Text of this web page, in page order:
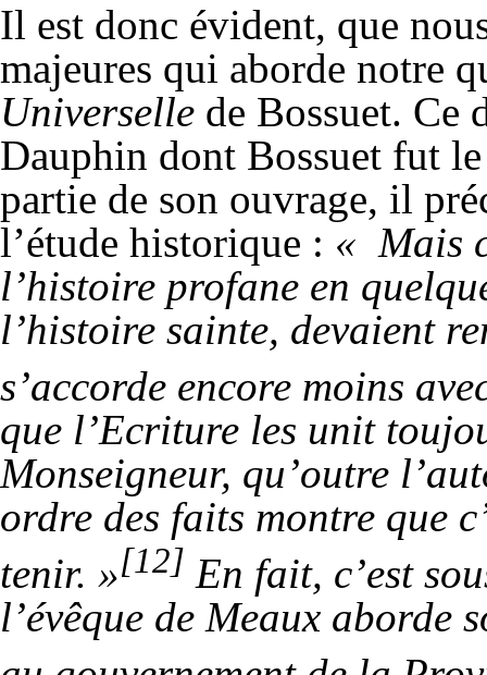
Il est donc évident, que
majeures qui aborde notre
Universelle de Bossuet. Ce
Dauphin dont Bossuet fut
partie de son ouvrage, il
l’étude historique : « Mais
l’histoire profane en
l’histoire sainte, devaient
s’accorde encore moins
que l’Ecriture les unit
Monseigneur, qu’outre
ordre des faits montre que
tenir. »[12] En fait, c’est
l’évêque de Meaux aborde